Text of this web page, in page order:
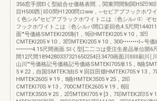
356窓手摺EIく型組合せ価格表間.，関東問間制関H5凹9叩
目H500西￨叩O間H1200問ロww，~セピアブフックホワ
く色シル"セピアブラックホワイトニは〈色シルパl〉ぞ
フックホワイトこは〈色シルパ間口姿回色4.5尺問
面'"号価絡SMTEKI205制1，9回HMTEKI205￥10，3凹
CMTEKI205￥10，3凹MTEKI205￥10，300••••••••I~号価
••••••••4.15尺間画面.SIく型[二二コは受注生産品単位開6
間12尺間1894280337321650254日3470画面川lIlIII刷川￨川
山川'"号価格記号価格記号価絡SMTEKI705単15，8曲
5￥22，自国SMTEK3由S￥回目田畑HMTEKI705￥13，7
HMTEK260S￥19，8曲HMTEK3505￥25，2叩
CMTEKI70S￥13，700CMTEK2605￥19，8回
CMTEK3505￥25，2凹MTEKI705￥[3，7叩MTEK2印5￥